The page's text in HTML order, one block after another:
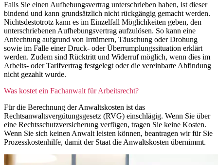
Falls Sie einen Aufhebungsvertrag unterschrieben haben, ist dieser
bindend und kann grundsätzlich nicht rückgängig gemacht werden.
Nichtsdestotrotz kann es im Einzelfall Möglichkeiten geben, den
unterschriebenen Aufhebungsvertrag aufzulösen. So kann eine
Anfechtung aufgrund von Irrtümern, Täuschung oder Drohung
sowie im Falle einer Druck- oder Überrumplungssituation erklärt
werden. Zudem sind Rücktritt und Widerruf möglich, wenn dies im
Arbeits- oder Tarifvertrag festgelegt oder die vereinbarte Abfindung
nicht gezahlt wurde.
Was kostet ein Fachanwalt für Arbeitsrecht?
Für die Berechnung der Anwaltskosten ist das
Rechtsanwaltsvergütungsgesetz (RVG) einschlägig. Wenn Sie über
eine Rechtsschutzversicherung verfügen, tragen Sie keine Kosten.
Wenn Sie sich keinen Anwalt leisten können, beantragen wir für Sie
Prozesskostenhilfe, damit der Staat die Anwaltskosten übernimmt.